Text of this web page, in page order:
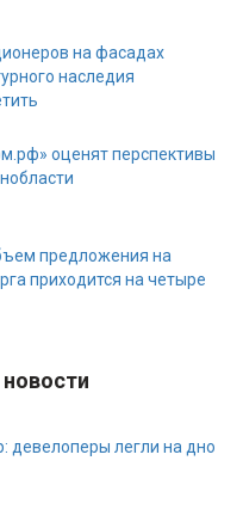
на фасадах
наследия
оценят перспективы
предложения на
приходится на четыре
девелоперы легли на дно